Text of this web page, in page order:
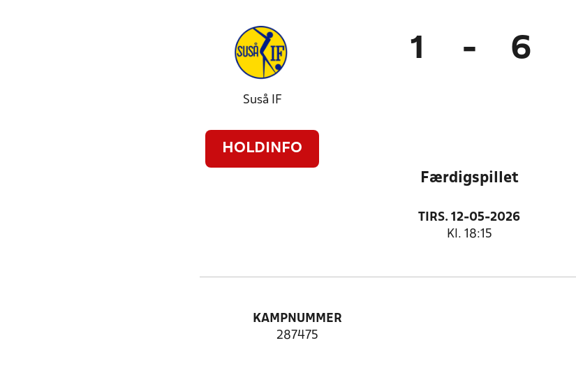
Suså IF
HOLDINFO
1 - 6
Færdigspillet
TIRS. 12-05-2026
Kl. 18:15
KAMPNUMMER
287475